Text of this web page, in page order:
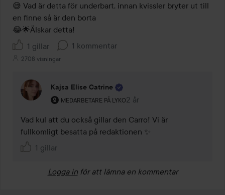
😅 Vad är detta för underbart, innan kvissler bryter ut till
en finne så är den borta
😂🌟Älskar detta!
1 gillar
1 kommentar
2708 visningar
Kajsa Elise Catrine
MEDARBETARE PÅ LYKO
Användarens roll: Medarbetare på Lyko.
2 år
Kommentaren lades 2 år
Vad kul att du också gillar den Carro! Vi är
fullkomligt besatta på redaktionen ✨
1 gillar
Logga in för att lämna en kommentar